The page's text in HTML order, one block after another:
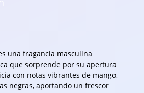
una fragancia masculina
que sorprende por su apertura
con notas vibrantes de mango,
negras, aportando un frescor